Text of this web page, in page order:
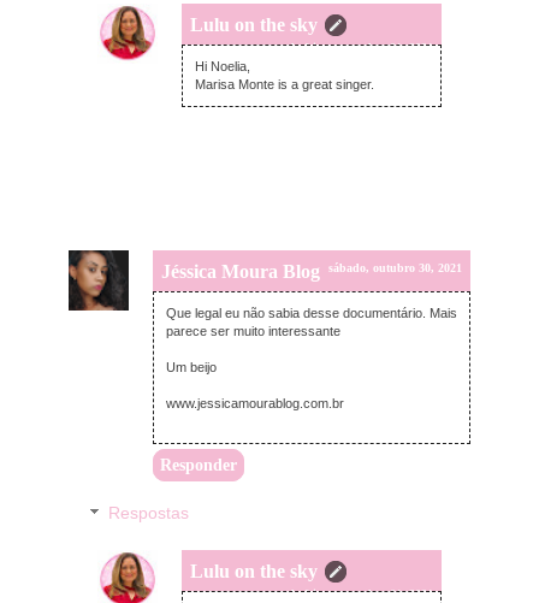
Lulu on the sky
segunda-feira, novembro 01, 2021
Hi Noelia,
Marisa Monte is a great singer.
Jéssica Moura Blog sábado, outubro 30, 2021
Que legal eu não sabia desse documentário. Mais
parece ser muito interessante
Um beijo
www.jessicamourablog.com.br
Responder
Respostas
Lulu on the sky
segunda-feira, novembro 01, 2021